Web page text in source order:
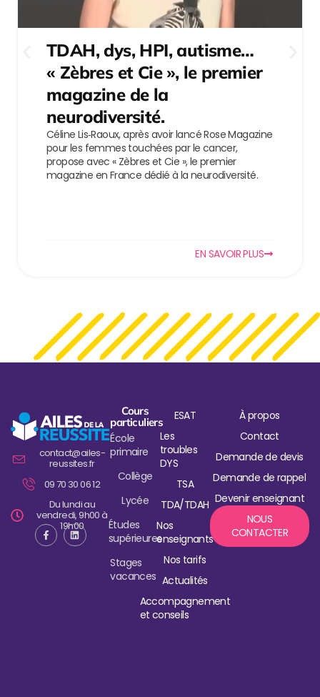
TDAH, dys, HPI, autisme…
« Zèbres et Cie », le premier
magazine de la
neurodiversité.
Céline Lis‑Raoux, après avoir lancé Rose Magazine
pour les femmes touchées par le cancer,
propose avec « Zèbres et Cie », le premier
magazine en France dédié à la neurodiversité.
EN SAVOIR PLUS
contact@ailes-
reussites.fr
09 70 30 06 12
Du lundi au
vendredi, 9h00 à
19h00
Cours
particuliers
École
primaire
Collège
Lycée
Études
supérieures
Stages
vacances
ESAT
Les
troubles
DYS
TSA
TDA/TDAH
Nos
enseignants
Nos tarifs
Actualités
Accompagnement
et conseils
À propos
Contact
Demande de devis
Demande de rappel
Devenir enseignant
NOUS
CONTACTER